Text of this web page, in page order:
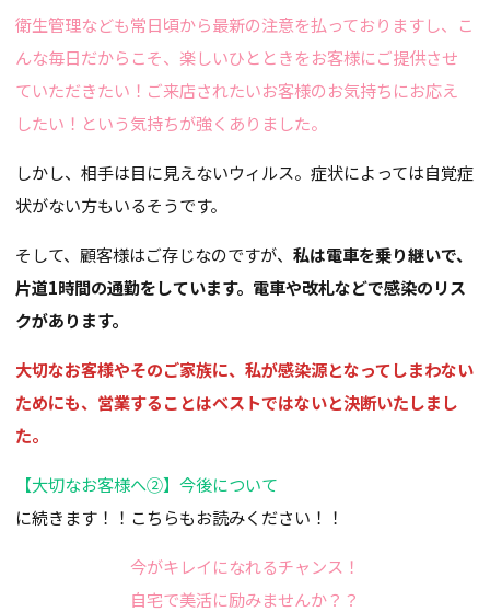
衛生管理なども常日頃から最新の注意を払っておりますし、こ
んな毎日だからこそ、楽しいひとときをお客様にご提供させ
ていただきたい！ご来店されたいお客様のお気持ちにお応え
したい！という気持ちが強くありました。
しかし、相手は目に見えないウィルス。症状によっては自覚症
状がない方もいるそうです。
そして、顧客様はご存じなのですが、私は電車を乗り継いで、
片道1時間の通勤をしています。電車や改札などで感染のリス
クがあります。
大切なお客様やそのご家族に、私が感染源となってしまわない
ためにも、営業することはベストではないと決断いたしまし
た。
【大切なお客様へ②】今後について
に続きます！！こちらもお読みください！！
今がキレイになれるチャンス！
自宅で美活に励みませんか？？